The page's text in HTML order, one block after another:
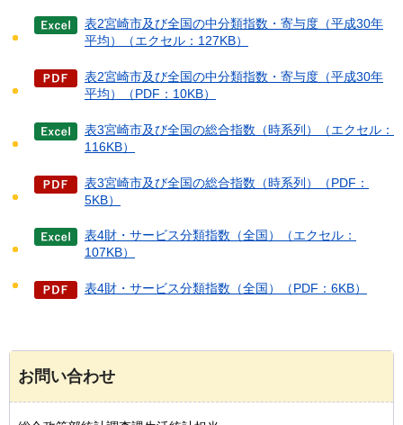
表2宮崎市及び全国の中分類指数・寄与度（平成30年
平均）（エクセル：127KB）
表2宮崎市及び全国の中分類指数・寄与度（平成30年
平均）（PDF：10KB）
表3宮崎市及び全国の総合指数（時系列）（エクセル：
116KB）
表3宮崎市及び全国の総合指数（時系列）（PDF：
5KB）
表4財・サービス分類指数（全国）（エクセル：
107KB）
表4財・サービス分類指数（全国）（PDF：6KB）
お問い合わせ